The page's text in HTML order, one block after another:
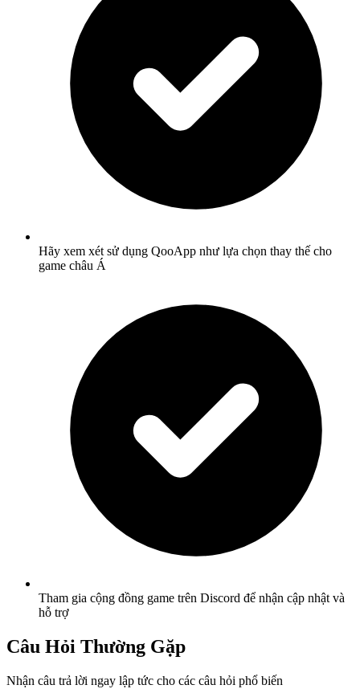
Hãy xem xét sử dụng QooApp như lựa chọn thay thế cho
game châu Á
Tham gia cộng đồng game trên Discord để nhận cập nhật và
hỗ trợ
Câu Hỏi Thường Gặp
Nhận câu trả lời ngay lập tức cho các câu hỏi phổ biến